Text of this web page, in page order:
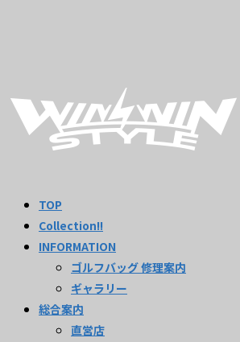
TOP
Collection!!
INFORMATION
ゴルフバッグ 修理案内
ギャラリー
総合案内
直営店